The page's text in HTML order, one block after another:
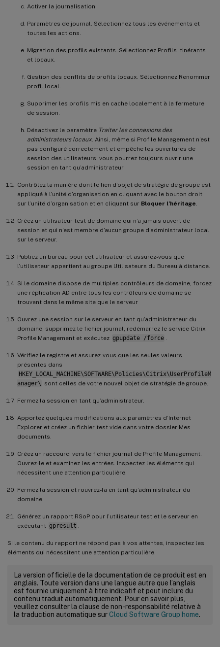
Activer la journalisation.
Paramètres de journal. Sélectionnez tous les événements et
toutes les actions.
Migration des profils existants. Sélectionnez Profils itinérants
et locaux.
Gestion des conflits de profils locaux. Sélectionnez Renommer
profil local.
Supprimer les profils mis en cache localement à la fermeture
de session.
Désactivez le paramètre Traiter les connexions des
administrateurs locaux . Ainsi, même si Profile Management n’est
pas configuré correctement et empêche les ouvertures de
session des utilisateurs, vous pourrez toujours ouvrir une
session en tant qu’administrateur.
Contrôlez la manière dont le lien d’objet de stratégie de groupe est
appliqué à l’unité d’organisation en cliquant avec le bouton droit
sur l’unité d’organisation et en cliquant sur Bloquer l’héritage
Créez un utilisateur test de domaine qui n’a jamais ouvert de
session et qui n’est membre d’aucun groupe d’administrateur local
sur le serveur.
Publiez un bureau pour cet utilisateur et assurez-vous que
l’utilisateur appartient au groupe Utilisateurs du Bureau à distance.
Si le domaine dispose de multiples contrôleurs de domaine, forcez
une réplication AD entre tous les contrôleurs de domaine se
trouvant dans le même site que le serveur
Ouvrez une session sur le serveur en tant qu’administrateur du
domaine, supprimez le fichier journal, redémarrez le service Citrix
Profile Management et exécutez gpupdate /force
Vérifiez le registre et assurez-vous que les seules valeurs
présentes dans
HKEY_LOCAL_MACHINE\SOFTWARE\Policies\Citrix\UserProfileM
anager\
sont celles de votre nouvel objet de stratégie de groupe.
Fermez la session en tant qu’administrateur.
Apportez quelques modifications aux paramètres d’Internet
Explorer et créez un fichier test vide dans votre dossier Mes
documents.
Créez un raccourci vers le fichier journal de Profile Management.
Ouvrez-le et examinez les entrées. Inspectez les éléments qui
nécessitent une attention particulière.
Fermez la session et rouvrez-la en tant qu’administrateur du
domaine.
Générez un rapport RSoP pour l’utilisateur test et le serveur en
exécutant gpresult
Si le contenu du rapport ne répond pas à vos attentes, inspectez les
éléments qui nécessitent une attention particulière.
La version officielle de la documentation de ce produit est en
anglais. Toute version dans une langue autre que l’anglais
est fournie uniquement à titre indicatif et peut inclure du
contenu traduit automatiquement. Pour en savoir plus,
veuillez consulter la clause de non-responsabilité relative à
la traduction automatique surCloud Software Group home.